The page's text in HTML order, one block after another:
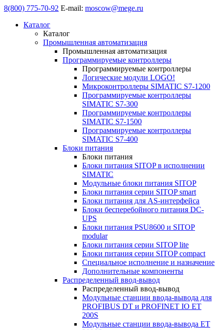
8(800) 775-70-92 E-mail: moscow@mege.ru
Каталог
Каталог
Промышленная автоматизация
Промышленная автоматизация
Программируемые контроллеры
Программируемые контроллеры
Логические модули LOGO!
Микроконтроллеры SIMATIC S7-1200
Программируемые контроллеры
SIMATIC S7-300
Программируемые контроллеры
SIMATIC S7-1500
Программируемые контроллеры
SIMATIC S7-400
Блоки питания
Блоки питания
Блоки питания SITOP в исполнении
SIMATIC
Модульные блоки питания SITOP
Блоки питания серии SITOP smart
Блоки питания для AS-интерфейса
Блоки бесперебойного питания DC-
UPS
Блоки питания PSU8600 и SITOP
modular
Блоки питания серии SITOP lite
Блоки питания серии SITOP compact
Специальное исполнение и назначение
Дополнительные компоненты
Распределенный ввод-вывод
Распределенный ввод-вывод
Модульные станции ввода-вывода для
PROFIBUS DT и PROFINET IO ET
200S
Модульные станции ввода-вывода ET